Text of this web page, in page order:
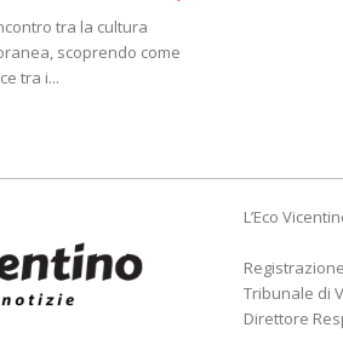
tra la cultura
scoprendo come
tra i...
L’Eco
Tribunale di
Direttore